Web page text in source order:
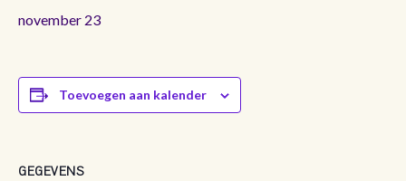
november 23
Toevoegen aan kalender
GEGEVENS